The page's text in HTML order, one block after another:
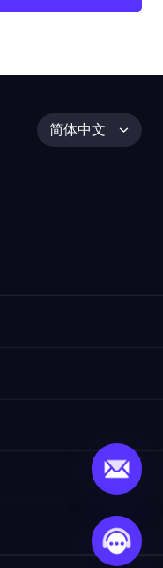
简体中文